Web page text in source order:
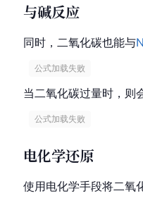
与碱反应
同时，二氧化碳也能与
公式加载失败
当二氧化碳过量时，则
公式加载失败
电化学还原
使用电化学手段将二氧